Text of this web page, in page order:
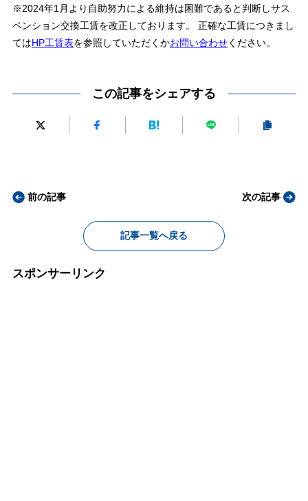
※2024年1月より自助努力による維持は困難であると判断しサス
ペンション交換工賃を改正しております。 正確な工賃につきまし
てはHP工賃表を参照していただくかお問い合わせください。
この記事をシェアする
前の記事
記事一覧へ戻る
次の記事
スポンサーリンク